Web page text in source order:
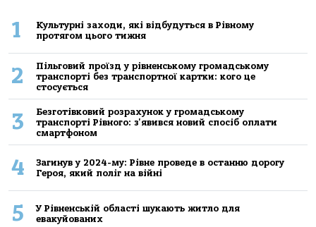
1
Культурні заходи, які відбудуться в Рівному
протягом цього тижня
2
Пільговий проїзд у рівненському громадському
транспорті без транспортної картки: кого це
стосується
3
Безготівковий розрахунок у громадському
транспорті Рівного: з'явився новий спосіб оплати
смартфоном
4
Загинув у 2024-му: Рівне проведе в останню дорогу
Героя, який поліг на війні
5
У Рівненській області шукають житло для
евакуйованих